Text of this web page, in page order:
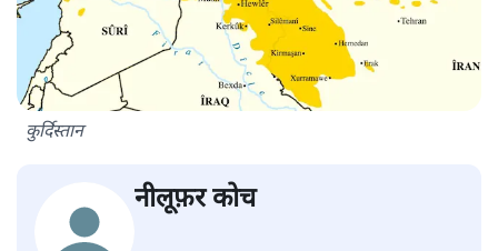
कुर्दिस्तान
नीलूफ़र कोच